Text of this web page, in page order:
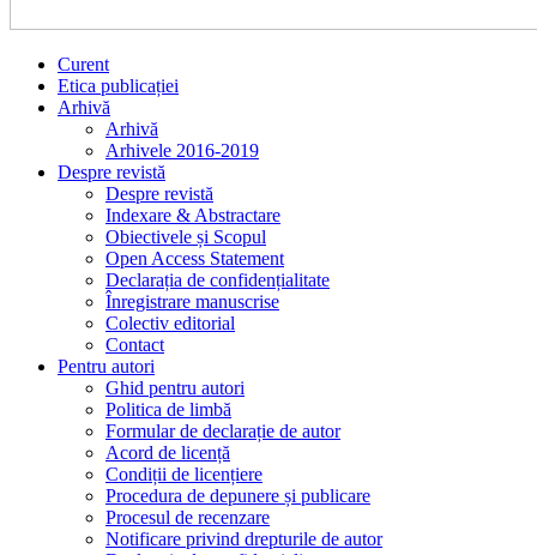
Curent
Etica publicației
Arhivă
Arhivă
Arhivele 2016-2019
Despre revistă
Despre revistă
Indexare & Abstractare
Obiectivele și Scopul
Open Access Statement
Declarația de confidențialitate
Înregistrare manuscrise
Colectiv editorial
Contact
Pentru autori
Ghid pentru autori
Politica de limbă
Formular de declarație de autor
Acord de licență
Condiții de licențiere
Procedura de depunere și publicare
Procesul de recenzare
Notificare privind drepturile de autor